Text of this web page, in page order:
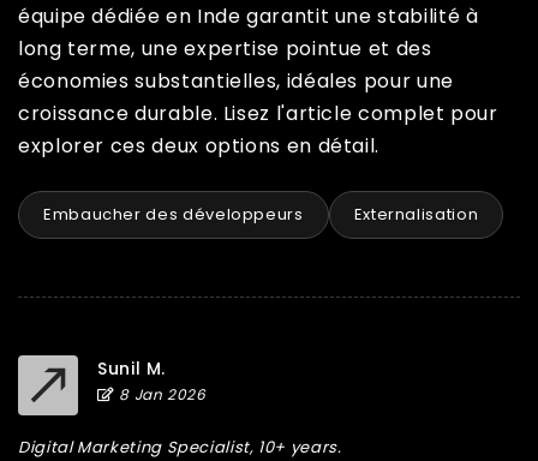
équipe dédiée en Inde garantit une stabilité à
long terme, une expertise pointue et des
économies substantielles, idéales pour une
croissance durable. Lisez l'article complet pour
explorer ces deux options en détail.
Embaucher des développeurs Externalisation
Sunil M.
8 Jan 2026
Digital Marketing Specialist, 10+ years.